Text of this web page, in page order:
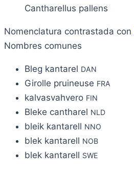
Cantharellus pallens
Nomenclatura contrastada con
Nombres comunes
Bleg kantarel DAN
Girolle pruineuse FRA
kalvasvahvero FIN
Bleke cantharel NLD
bleik kantarell NNO
blek kantarell NOB
blek kantarell SWE